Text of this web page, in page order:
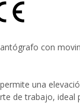
con
una
de trabajo, ideal